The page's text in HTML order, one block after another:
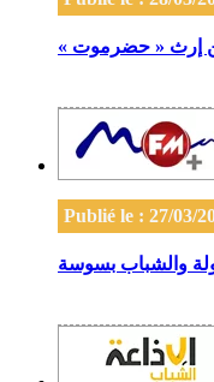
Publié le : 27/03/